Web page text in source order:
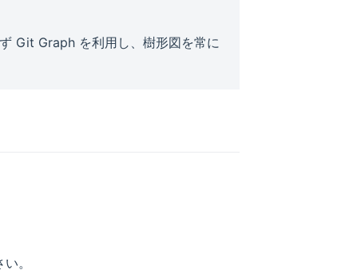
Git Graph を利用し、樹形図を常に
。